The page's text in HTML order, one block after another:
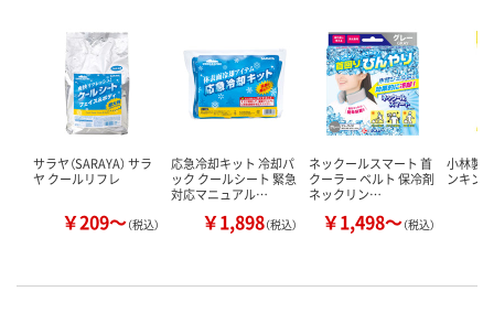
サラヤ（SARAYA） サラ
ヤ クールリフレ
￥209～（税込）
応急冷却キット 冷却パ
ック クールシート 緊急
対応マニュアル…
￥1,898（税込）
ネックールスマート 首
クーラー ベルト 保冷剤
ネックリン…
￥1,498～（税込）
小林製
ンキン